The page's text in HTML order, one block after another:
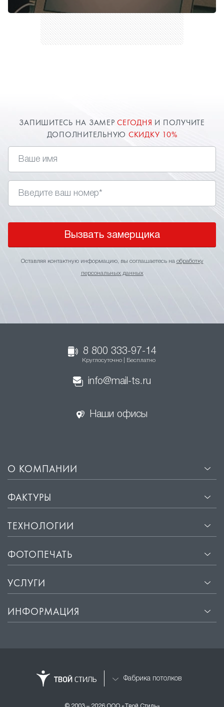
ЗАПИШИТЕСЬ НА ЗАМЕРСЕГОДНЯ И ПОЛУЧИТЕ
ДОПОЛНИТЕЛЬНУЮ СКИДКУ 10%
Вызвать замерщика
Оставляя контактную информацию, вы соглашаетесь на обработку
персональных данных
8 800 333-97-14
Круглосуточно | Бесплатно
info@mail-ts.ru
Наши офисы
О КОМПАНИИ
ФАКТУРЫ
ТЕХНОЛОГИИ
ФОТОПЕЧАТЬ
УСЛУГИ
ИНФОРМАЦИЯ
Фабрика потолков